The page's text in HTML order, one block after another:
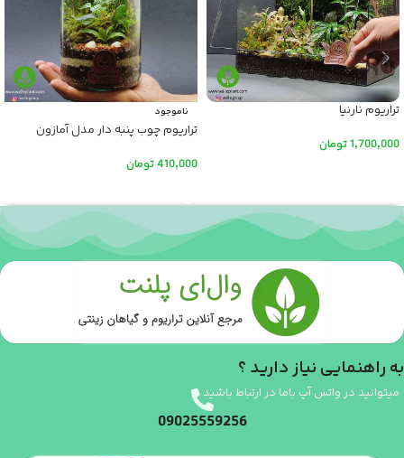
تراریوم نارنیا
1,700,000تومان
ناموجود
تراریوم چوب پنبه دار مدل آمازون
410,000تومان
به راهنمایی نیاز دارید ؟
میتوانید در واتس آپ باما در ارتباط باشید
09025559256